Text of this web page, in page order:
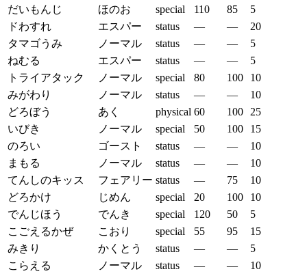
だいもんじ
ほのお special 110 85
5
ドわすれ
エスパー status — —
20
タマゴうみ
ノーマル status — —
5
ねむる
エスパー status — —
5
トライアタック
ノーマル special 80 100
10
みがわり
ノーマル status — —
10
どろぼう
あく physical 60 100
25
いびき
ノーマル special 50 100
15
のろい
ゴースト status — —
10
まもる
ノーマル status — —
10
てんしのキッス
フェアリー status — 75
10
どろかけ
じめん special 20 100
10
でんじほう
でんき special 120 50
5
こごえるかぜ
こおり special 55 95
15
みきり
かくとう status — —
5
こらえる
ノーマル status — —
10